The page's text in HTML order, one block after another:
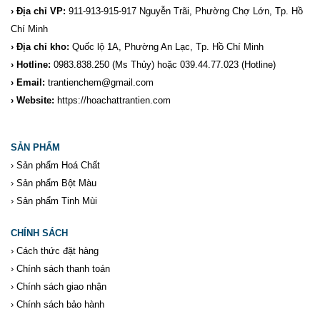
› Địa chỉ VP: 911-913-915-917 Nguyễn Trãi, Phường Chợ Lớn, Tp. Hồ
Chí Minh
› Địa chỉ kho: Quốc lộ 1A, Phường An Lạc, Tp. Hồ Chí Minh
› Hotline: 0983.838.250(Ms Thủy) hoặc 039.44.77.023(Hotline)
› Email: trantienchem@gmail.com
› Website: https://hoachattrantien.com
SẢN PHẨM
› Sản phẩm Hoá Chất
› Sản phẩm Bột Màu
› Sản phẩm Tinh Mùi
CHÍNH SÁCH
› Cách thức đặt hàng
› Chính sách thanh toán
› Chính sách giao nhận
› Chính sách bảo hành